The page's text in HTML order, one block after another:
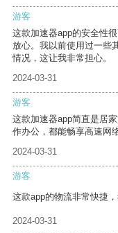
游客
这款加速器app的安全性
放心。我以前使用过一些
情况，这让我非常担心。
2024-03-31
游客
这款加速器app简直是居
作办公，都能畅享高速网
2024-03-31
游客
这款app的物流非常快捷
2024-03-31